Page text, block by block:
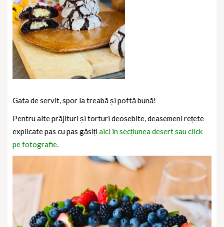
Gata de servit, spor la treabă și poftă bună!
Pentru alte prăjituri și torturi deosebite, deasemeni rețete
explicate pas cu pas găsițiaici în secțiunea desert sau click
pe fotografie.